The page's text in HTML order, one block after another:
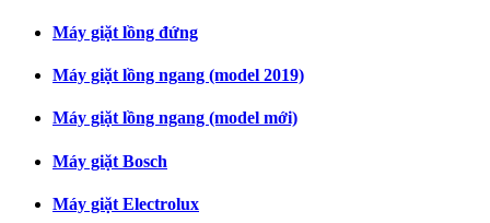
Máy giặt lồng đứng
Máy giặt lồng ngang (model 2019)
Máy giặt lồng ngang (model mới)
Máy giặt Bosch
Máy giặt Electrolux